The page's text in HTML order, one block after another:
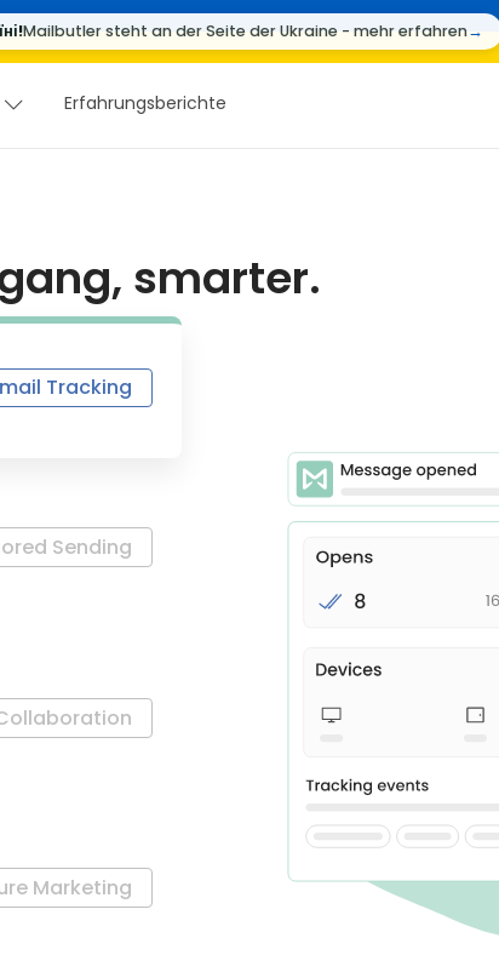
Mailbutler steht an der Seite der Ukraine - mehr erfahren→
Erfahrungsberichte
smarter.
Tracking
Sending
Marketing